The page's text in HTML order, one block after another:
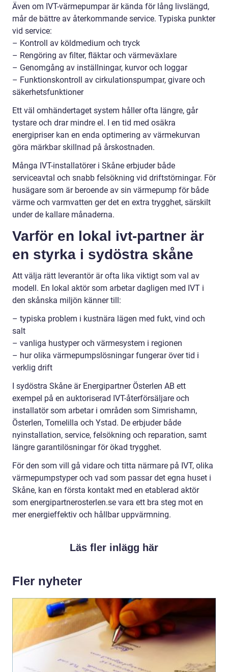
Även om IVT-värmepumpar är kända för lång livslängd,
mår de bättre av återkommande service. Typiska punkter
vid service:
– Kontroll av köldmedium och tryck
– Rengöring av filter, fläktar och värmeväxlare
– Genomgång av inställningar, kurvor och loggar
– Funktionskontroll av cirkulationspumpar, givare och
säkerhetsfunktioner
Ett väl omhändertaget system håller ofta längre, går
tystare och drar mindre el. I en tid med osäkra
energipriser kan en enda optimering av värmekurvan
göra märkbar skillnad på årskostnaden.
Många IVT-installatörer i Skåne erbjuder både
serviceavtal och snabb felsökning vid driftstörningar. För
husägare som är beroende av sin värmepump för både
värme och varmvatten ger det en extra trygghet, särskilt
under de kallare månaderna.
Varför en lokal ivt-partner är
en styrka i sydöstra skåne
Att välja rätt leverantör är ofta lika viktigt som val av
modell. En lokal aktör som arbetar dagligen med IVT i
den skånska miljön känner till:
– typiska problem i kustnära lägen med fukt, vind och
salt
– vanliga hustyper och värmesystem i regionen
– hur olika värmepumpslösningar fungerar över tid i
verklig drift
I sydöstra Skåne är Energipartner Österlen AB ett
exempel på en auktoriserad IVT-återförsäljare och
installatör som arbetar i områden som Simrishamn,
Österlen, Tomelilla och Ystad. De erbjuder både
nyinstallation, service, felsökning och reparation, samt
längre garantilösningar för ökad trygghet.
För den som vill gå vidare och titta närmare på IVT, olika
värmepumpstyper och vad som passar det egna huset i
Skåne, kan en första kontakt med en etablerad aktör
som energipartnerosterlen.se vara ett bra steg mot en
mer energieffektiv och hållbar uppvärmning.
Läs fler inlägg här
Fler nyheter